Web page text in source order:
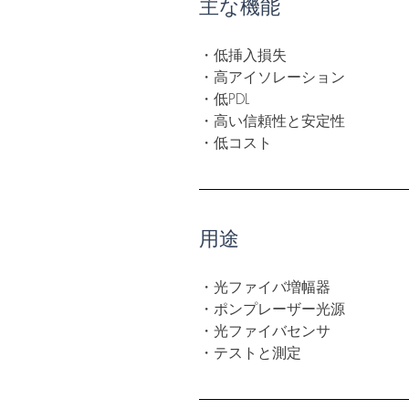
主な機能
・低挿入損失
・高アイソレーション
・低PDL
・高い信頼性と安定性
・低コスト
用途
・光ファイバ増幅器
・ポンプレーザー光源
・光ファイバセンサ
・テストと測定